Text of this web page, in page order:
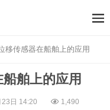
移传感器在船舶上的应用
舶上的应用
日 14:20 1,490